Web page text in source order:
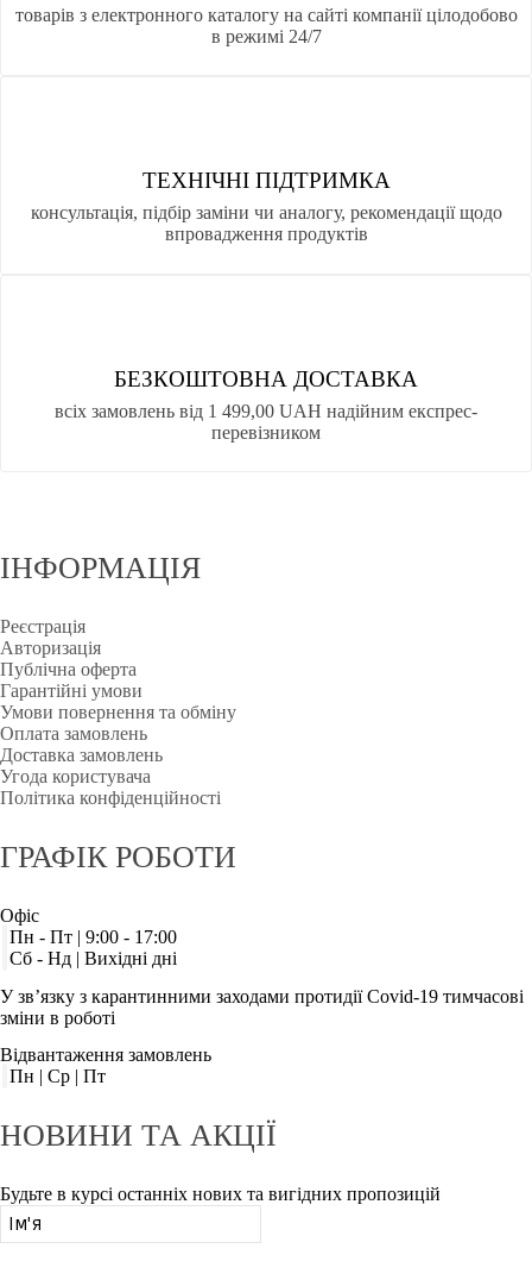
товарів з електронного каталогу на сайті компанії цілодобово
в режимі 24/7
ТЕХНІЧНІ ПІДТРИМКА
консультація, підбір заміни чи аналогу, рекомендації щодо
впровадження продуктів
БЕЗКОШТОВНА ДОСТАВКА
всіх замовлень від 1 499,00 UAH надійним експрес-
перевізником
ІНФОРМАЦІЯ
Реєстрація
Авторизація
Публічна оферта
Гарантійні умови
Умови повернення та обміну
Оплата замовлень
Доставка замовлень
Угода користувача
Політика конфіденційності
ГРАФІК РОБОТИ
Офіс
Пн - Пт | 9:00 - 17:00
Сб - Нд | Вихідні дні
У зв’язку з карантинними заходами протидії Covid-19 тимчасові
зміни в роботі
Відвантаження замовлень
Пн | Ср | Пт
НОВИНИ ТА АКЦІЇ
Будьте в курсі останніх нових та вигідних пропозицій